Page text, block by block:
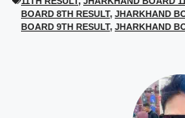
t
e
o
k
BOARD 8TH RESULT, JHARKHAND
BOARD 9TH RESULT, JHARKHAND